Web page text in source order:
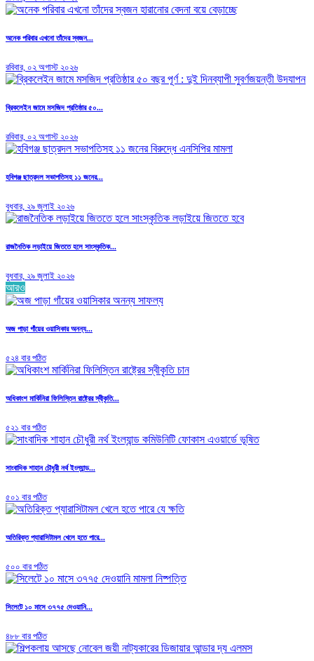
অনেক পরিবার এখনো তাঁদের স্বজন...
রবিবার, ০২ অগাস্ট ২০২৬
ব্রিকলেইন জামে মসজিদ প্রতিষ্ঠার ৫০...
রবিবার, ০২ অগাস্ট ২০২৬
হবিগঞ্জ ছাত্রদল সভাপতিসহ ১১ জনের...
বুধবার, ২৯ জুলাই ২০২৬
রাজনৈতিক লড়াইয়ে জিততে হলে সাংস্কৃতিক...
বুধবার, ২৯ জুলাই ২০২৬
আরও
অজ পাড়া গাঁয়ের ওয়াসিকার অনন্য...
৫২৪ বার পঠিত
অধিকাংশ মার্কিনিরা ফিলিস্তিন রাষ্ট্রের স্বীকৃতি...
৫২১ বার পঠিত
সাংবাদিক শাহান চৌধুরী নর্থ ইংল্যান্ড...
৫০১ বার পঠিত
অতিরিক্ত প্যারাসিটামল খেলে হতে পারে...
৫০০ বার পঠিত
সিলেটে ১০ মাসে ৩৭৭৫ দেওয়ানি...
৪৮৮ বার পঠিত